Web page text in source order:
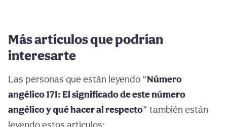
Más artículos que podrían
interesarte
Las personas que están leyendo “Número
angélico 171: El significado de este número
angélico y qué hacer al respecto” también están
leyendo estos artículos: